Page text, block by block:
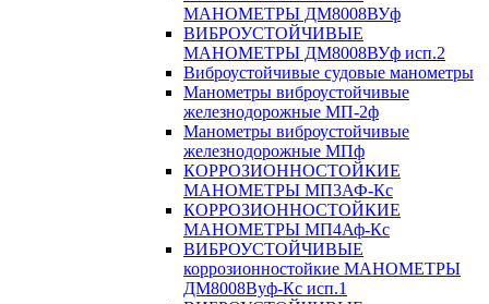
МАНОМЕТРЫ ДМ8008ВУф
ВИБРОУСТОЙЧИВЫЕ
МАНОМЕТРЫ ДМ8008ВУф исп.2
Виброустойчивые судовые манометры
Манометры виброустойчивые
железнодорожные МП-2ф
Манометры виброустойчивые
железнодорожные МПф
КОРРОЗИОННОСТОЙКИЕ
МАНОМЕТРЫ МП3АФ-Кс
КОРРОЗИОННОСТОЙКИЕ
МАНОМЕТРЫ МП4Аф-Кс
ВИБРОУСТОЙЧИВЫЕ
коррозионностойкие МАНОМЕТРЫ
ДМ8008Вуф-Кс исп.1